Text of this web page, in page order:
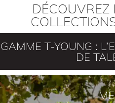
DÉCOUVREZ
GAMME T-YOUNG :
DE